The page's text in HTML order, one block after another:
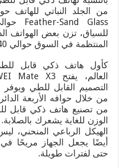
للسياق، تزن بعض الهواتف
المنتظمة في السوق حوالي 240 جرامًا.
كأول هاتف ذكي قابل
التصميم القابل للطي
من خلال حوافه الأربعة
من تصنيع هاتف ذكي قابل
الوزن للغاية يشعرك
الهيكل الرباعي المنحني،
أيضًا يجعل الجهاز مريحًا
حتى لفترات طويلة.